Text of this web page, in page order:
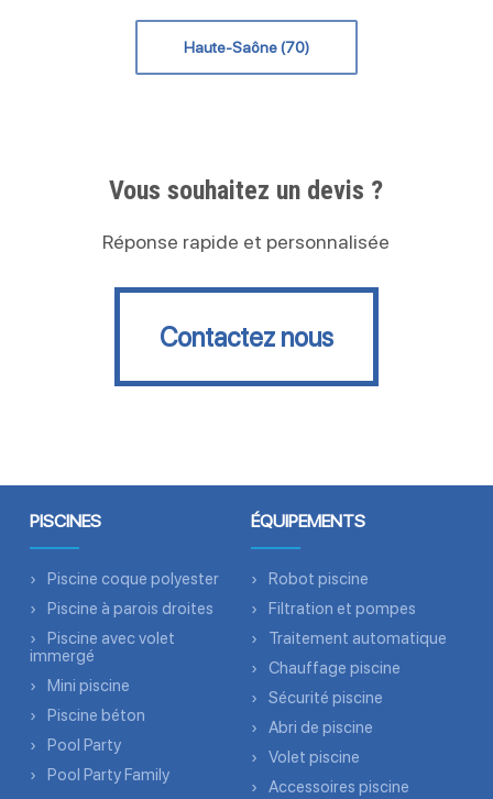
Haute-Saône (70)
Vous souhaitez un devis ?
Réponse rapide et personnalisée
Contactez nous
Contactez nous
PISCINES
Piscine coque polyester
Piscine à parois droites
Piscine avec volet
immergé
Mini piscine
Piscine béton
Pool Party
Pool Party Family
ÉQUIPEMENTS
Robot piscine
Filtration et pompes
Traitement automatique
Chauffage piscine
Sécurité piscine
Abri de piscine
Volet piscine
Accessoires piscine